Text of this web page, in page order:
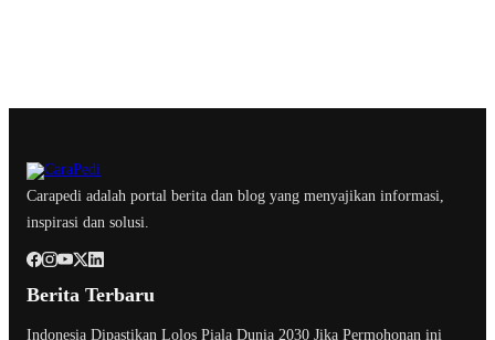
Carapedi adalah portal berita dan blog yang menyajikan informasi,
inspirasi dan solusi.
Berita Terbaru
Indonesia Dipastikan Lolos Piala Dunia 2030 Jika Permohonan ini